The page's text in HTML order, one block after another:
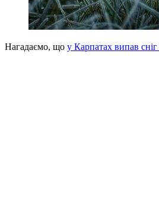
Нагадаємо, що у Карпатах випав сніг